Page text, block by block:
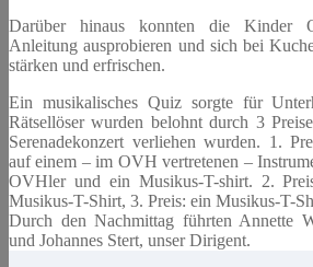
Darüber hinaus konnten die Kinder
Anleitung ausprobieren und sich bei
stärken und erfrischen.
Ein musikalisches Quiz sorgte für
Rätsellöser wurden belohnt durch 3
Serenadekonzert verliehen wurden. 1.
auf einem – im OVH vertretenen –
OVHler und ein Musikus-T-shirt. 2.
Musikus-T-Shirt, 3. Preis: ein Musikus-T-
Durch den Nachmittag führten Annette
und Johannes Stert, unser Dirigent.